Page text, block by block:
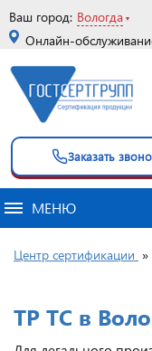
Ваш город: Вологда
Онлайн-
Заказать
МЕНЮ
Центр сертификации »
ТР ТС в